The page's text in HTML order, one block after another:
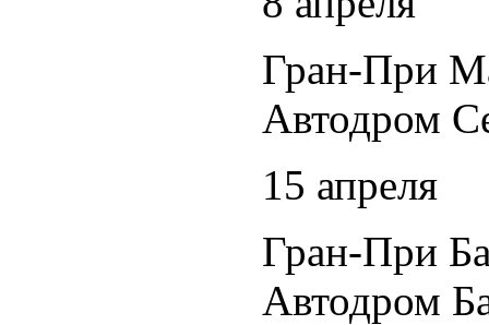
Гран-При
Автодром
15 апреля
Гран-При
Автодром